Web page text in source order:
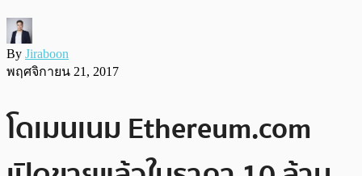
By Jiraboon
พฤศจิกายน 21, 2017
โดเมนเนม Ethereum.com